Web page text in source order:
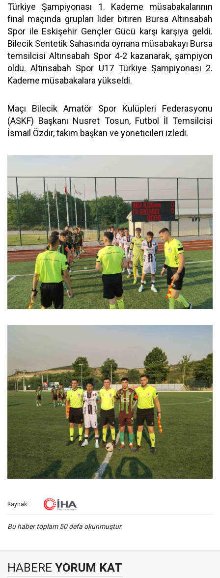
Türkiye Şampiyonası 1. Kademe müsabakalarının
final maçında grupları lider bitiren Bursa Altınsabah
Spor ile Eskişehir Gençler Gücü karşı karşıya geldi.
Bilecik Sentetik Sahasında oynana müsabakayı Bursa
temsilcisi Altınsabah Spor 4-2 kazanarak, şampiyon
oldu. Altınsabah Spor U17 Türkiye Şampiyonası 2.
Kademe müsabakalara yükseldi.
Maçı Bilecik Amatör Spor Kulüpleri Federasyonu
(ASKF) Başkanı Nusret Tosun, Futbol İl Temsilcisi
İsmail Özdir, takım başkan ve yöneticileri izledi.
Kaynak:
Bu haber toplam 50 defa okunmuştur
HABERE YORUM KAT